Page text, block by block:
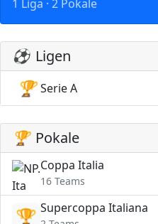
1 Liga · 2 Pokale
⚽ Ligen
🏆 Serie A
🏆 Pokale
Coppa Italia
16 Teams
🏆 Supercoppa Italiana